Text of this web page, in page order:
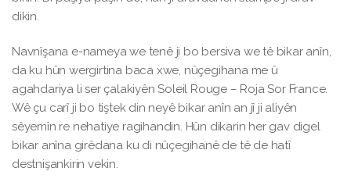
dikin.
Navnîşana e-nameya we tenê ji bo bersiva we tê bikar anîn,
da ku hûn wergirtina baca xwe, nûçegihana me û
agahdariya li ser çalakiyên Soleil Rouge – Roja Sor France.
Wê çu carî ji bo tiştek din neyê bikar anîn an jî ji aliyên
sêyemîn re nehatiye ragihandin. Hûn dikarin her gav digel
bikar anîna girêdana ku di nûçegihanê de tê de hatî
destnişankirin vekin.